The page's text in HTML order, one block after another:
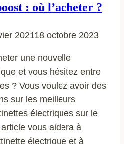
: où l’acheter ?
202118 octobre 2023
une nouvelle
et vous hésitez entre
? Vous voulez avoir des
sur les meilleurs
électriques sur le
vous aidera à
électrique et à